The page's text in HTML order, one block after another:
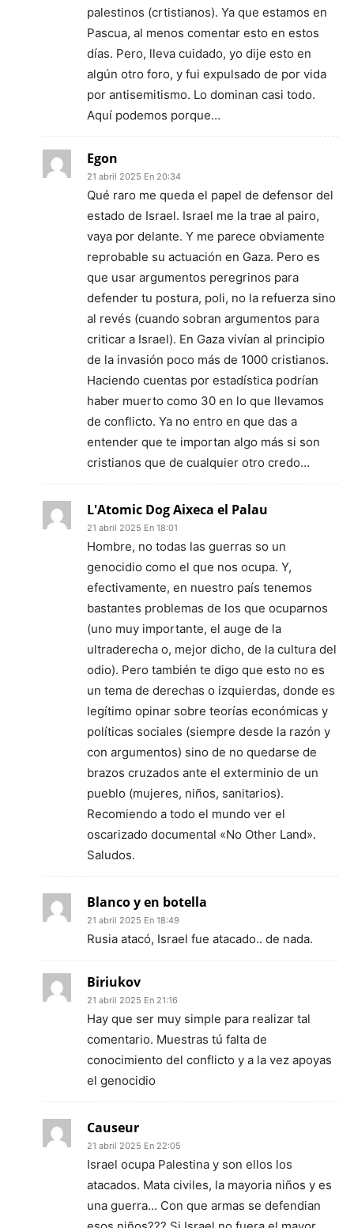
palestinos (crtistianos). Ya que estamos en
Pascua, al menos comentar esto en estos
días. Pero, lleva cuidado, yo dije esto en
algún otro foro, y fui expulsado de por vida
por antisemitismo. Lo dominan casi todo.
Aquí podemos porque…
Egon
21 abril 2025 En 20:34
Qué raro me queda el papel de defensor del
estado de Israel. Israel me la trae al pairo,
vaya por delante. Y me parece obviamente
reprobable su actuación en Gaza. Pero es
que usar argumentos peregrinos para
defender tu postura, poli, no la refuerza sino
al revés (cuando sobran argumentos para
criticar a Israel). En Gaza vivían al principio
de la invasión poco más de 1000 cristianos.
Haciendo cuentas por estadística podrían
haber muerto como 30 en lo que llevamos
de conflicto. Ya no entro en que das a
entender que te importan algo más si son
cristianos que de cualquier otro credo…
L'Atomic Dog Aixeca el Palau
21 abril 2025 En 18:01
Hombre, no todas las guerras so un
genocidio como el que nos ocupa. Y,
efectivamente, en nuestro país tenemos
bastantes problemas de los que ocuparnos
(uno muy importante, el auge de la
ultraderecha o, mejor dicho, de la cultura del
odio). Pero también te digo que esto no es
un tema de derechas o izquierdas, donde es
legítimo opinar sobre teorías económicas y
políticas sociales (siempre desde la razón y
con argumentos) sino de no quedarse de
brazos cruzados ante el exterminio de un
pueblo (mujeres, niños, sanitarios).
Recomiendo a todo el mundo ver el
oscarizado documental «No Other Land».
Saludos.
Blanco y en botella
21 abril 2025 En 18:49
Rusia atacó, Israel fue atacado.. de nada.
Biriukov
21 abril 2025 En 21:16
Hay que ser muy simple para realizar tal
comentario. Muestras tú falta de
conocimiento del conflicto y a la vez apoyas
el genocidio
Causeur
21 abril 2025 En 22:05
Israel ocupa Palestina y son ellos los
atacados. Mata civiles, la mayoria niños y es
una guerra… Con que armas se defendian